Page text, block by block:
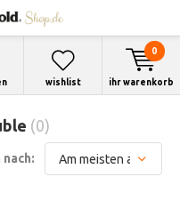
wishlist ihr warenkorb
0
(0)